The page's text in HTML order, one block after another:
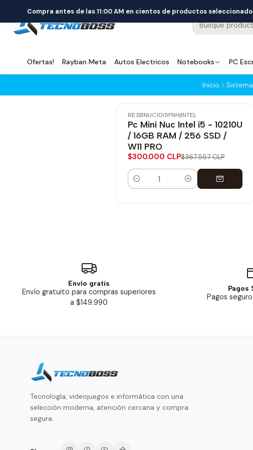
Ofertas! Rayban Meta Autos Electricos Notebooks PC
Compra antes de las 11:00 AM en cientos de productos
Inicio
-18% OFF
Envío Gratis
RE:SBNUC10I5FNH|INTEL
Pc Mini Nuc Intel i5 - 10210U
/ 16GB RAM / 256 SSD /
W11 PRO
$300.000 CLP$367.557 CLP
Cantidad
Envío gratis
Envío gratuito para compras superiores
a $149.990
Pagos
Pagos
Tecnología, videojuegos e informática con una
selección moderna, atención cercana y compra
segura.